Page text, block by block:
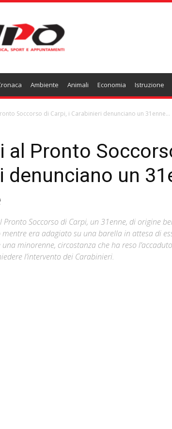
Ambiente Animali Economia Istruzione
Soccorso di Carpi, i Carabinieri denunciano un 31enne...
al Pronto
denunciano un
Soccorso di Carpi, un 31enne, di origine
era adagiato su una barella in attesa di
una minorenne, circostanza che ha reso
l’intervento dei Carabinieri.